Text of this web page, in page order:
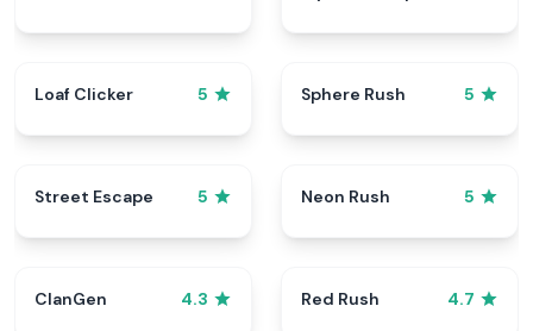
Loaf Clicker 5 Sphere Rush 5
Street Escape 5 Neon Rush 5
ClanGen 4.3 Red Rush 4.7